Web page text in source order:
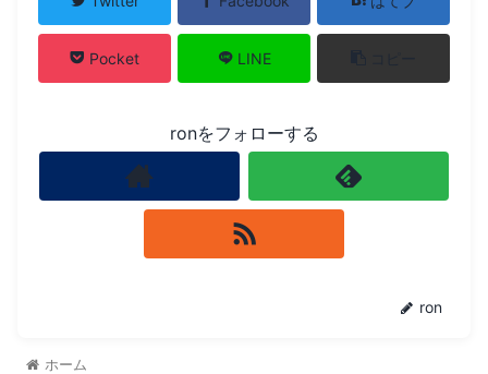
Pocket LINE
ronをフォローする
ron
ホーム